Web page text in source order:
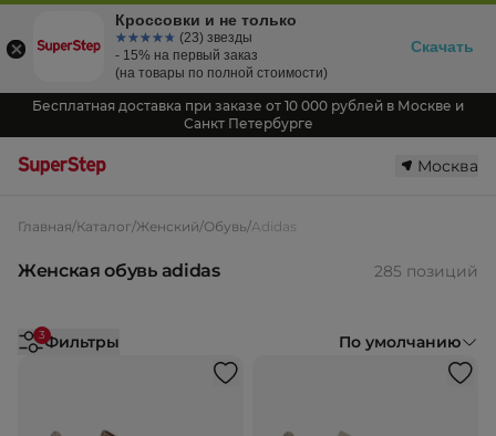
Бесплатная доставка при заказе от 10 000 рублей в Москве и
Санкт Петербурге
Москва
Главная/Каталог/Женский/Обувь/Adidas
Женская обувь adidas 285 позиций
3Фильтры По умолчанию
Кроссовки и не только
☆☆☆☆☆
★★★★★ (23) звезды
- 15% на первый заказ
(на товары по полной стоимости)
Скачать